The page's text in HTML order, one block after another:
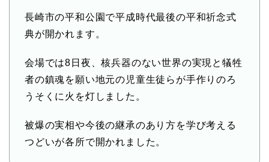
長崎市の平和公園で平成時代最後の平和祈念式
典が開かれます。
会場では8日夜、核兵器のない世界の実現と犠牲
者の鎮魂を願い地元の児童生徒らが手作りのろ
うそくに火を灯しました。
被爆の実相や今後の継承のあり方を学び考える
つどいが各所で開かれました。